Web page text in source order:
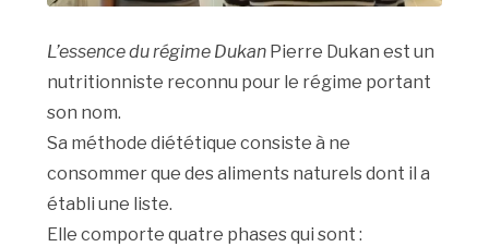
L’essence du régime Dukan Pierre Dukan est un
nutritionniste reconnu pour le régime portant
son nom.
Sa méthode diététique consiste à ne
consommer que des aliments naturels dont il a
établi une liste.
Elle comporte quatre phases qui sont :